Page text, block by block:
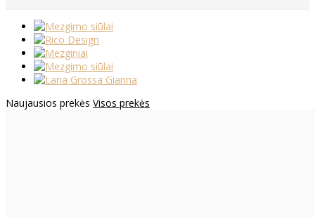
Naujausios prekės Visos prekės